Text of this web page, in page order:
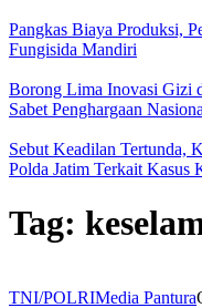
Pangkas Biaya Produksi,
Fungisida Mandiri
Borong Lima Inovasi Gizi
Sabet Penghargaan
Sebut Keadilan Tertunda,
Polda Jatim Terkait Kasus
Tag:
TNI/POLRIMedia Pantura